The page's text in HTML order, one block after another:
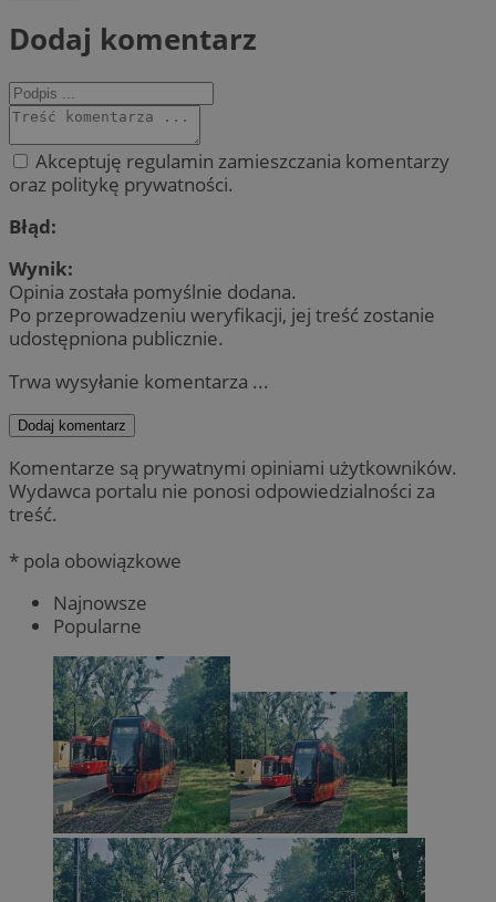
Dodaj komentarz
Akceptuję regulamin zamieszczania komentarzy
oraz politykę prywatności.
Błąd:
Wynik:
Opinia została pomyślnie dodana.
Po przeprowadzeniu weryfikacji, jej treść zostanie
udostępniona publicznie.
Trwa wysyłanie komentarza ...
Dodaj komentarz
Komentarze są prywatnymi opiniami użytkowników.
Wydawca portalu nie ponosi odpowiedzialności za
treść.
* pola obowiązkowe
Najnowsze
Popularne